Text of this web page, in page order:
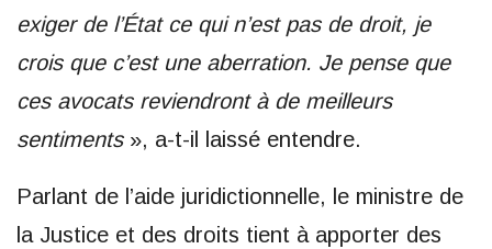
exiger de l’État ce qui n’est pas de droit, je
crois que c’est une aberration. Je pense que
ces avocats reviendront à de meilleurs
sentiments», a-t-il laissé entendre.
Parlant de l’aide juridictionnelle, le ministre de
la Justice et des droits tient à apporter des